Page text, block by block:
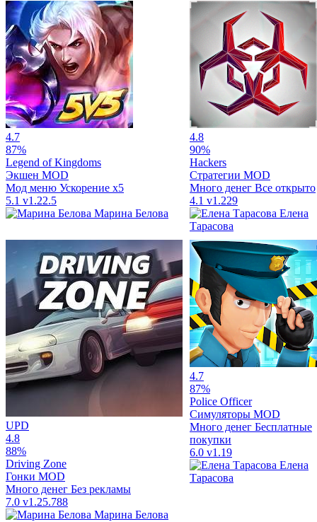
4.7
87%
Legend of Kingdoms
Экшен MOD
Мод меню Ускорение x5
5.1 v1.22.5
Марина Белова
4.8
90%
Hackers
Стратегии MOD
Много денег Все открыто
4.1 v1.229
Елена
Тарасова
UPD
4.8
88%
Driving Zone
Гонки MOD
Много денег Без рекламы
7.0 v1.25.788
Марина Белова
4.7
87%
Police Officer
Симуляторы MOD
Много денег Бесплатные
покупки
6.0 v1.19
Елена
Тарасова